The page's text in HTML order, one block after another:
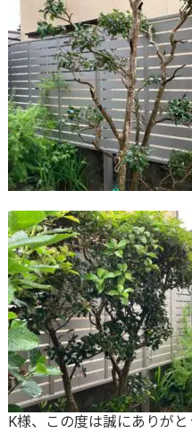
K様、この度は誠にありがと